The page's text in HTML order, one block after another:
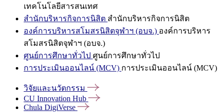
เทคโนโลยีสารสนเทศ
สำนักบริหารกิจการนิสิต สำนักบริหารกิจการนิสิต
องค์การบริหารสโมสรนิสิตจุฬาฯ (อบจ.) องค์การบริหาร
สโมสรนิสิตจุฬาฯ (อบจ.)
ศูนย์การศึกษาทั่วไป ศูนย์การศึกษาทั่วไป
การประเมินออนไลน์ (MCV) การประเมินออนไลน์ (MCV)
วิจัยและนวัตกรรม
CU Innovation Hub
Chula DigiVerse